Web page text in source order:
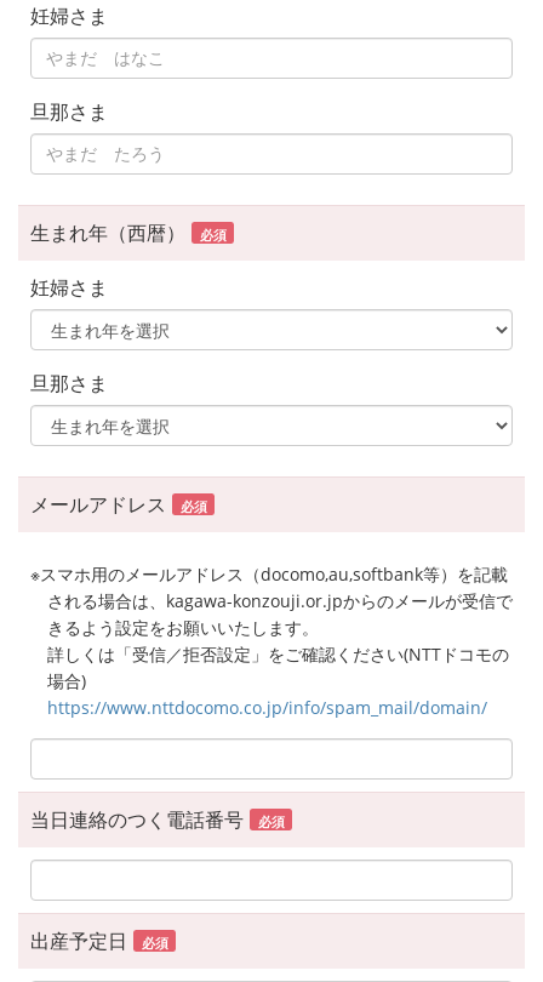
妊婦さま
旦那さま
生まれ年（西暦） 必須
妊婦さま
旦那さま
メールアドレス 必須
※スマホ用のメールアドレス（docomo,au,softbank等）を記載
される場合は、kagawa-konzouji.or.jpからのメールが受信で
きるよう設定をお願いいたします。
詳しくは「受信／拒否設定」をご確認ください(NTTドコモの
場合)
https://www.nttdocomo.co.jp/info/spam_mail/domain/
当日連絡のつく電話番号 必須
出産予定日 必須